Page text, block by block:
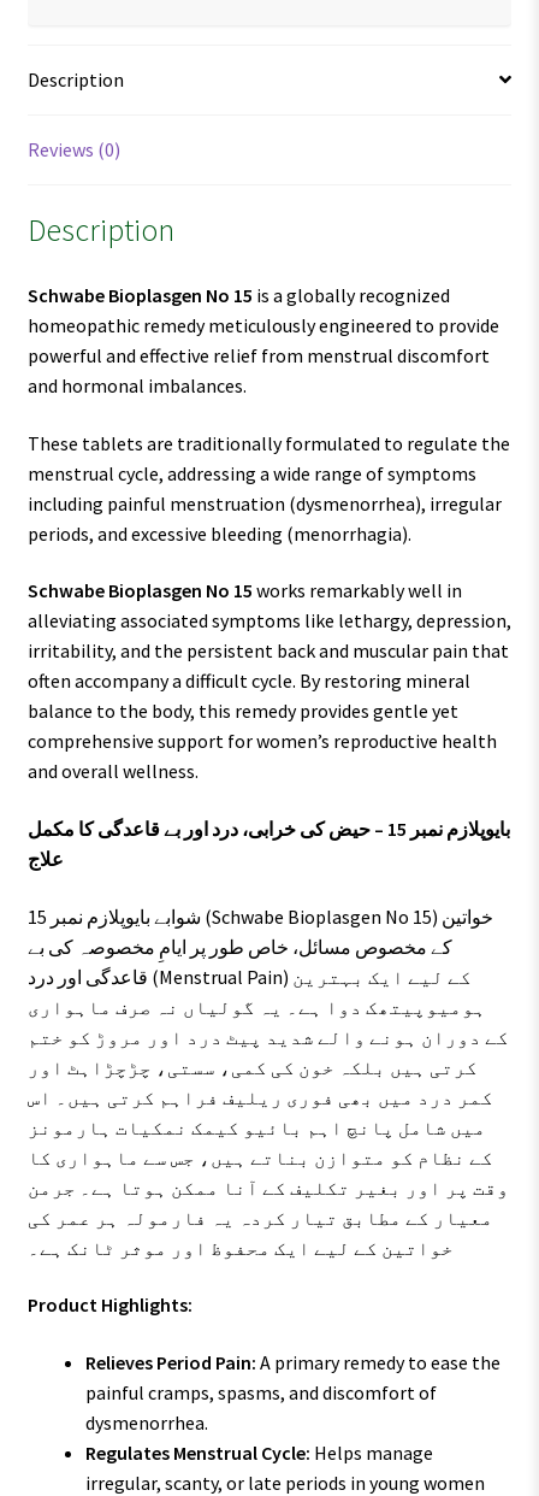
Description
Reviews (0)
Description
Schwabe Bioplasgen No 15 is a globally recognized
homeopathic remedy meticulously engineered to provide
powerful and effective relief from menstrual discomfort
and hormonal imbalances.
These tablets are traditionally formulated to regulate the
menstrual cycle, addressing a wide range of symptoms
including painful menstruation (dysmenorrhea), irregular
periods, and excessive bleeding (menorrhagia).
Schwabe Bioplasgen No 15 works remarkably well in
alleviating associated symptoms like lethargy, depression,
irritability, and the persistent back and muscular pain that
often accompany a difficult cycle. By restoring mineral
balance to the body, this remedy provides gentle yet
comprehensive support for women’s reproductive health
and overall wellness.
بایوپلازم نمبر 15 – حیض کی خرابی، درد اور بے قاعدگی کا مکمل
علاج
شوابے بایوپلازم نمبر 15 (Schwabe Bioplasgen No 15) خواتین
کے مخصوص مسائل، خاص طور پر ایامِ مخصوصہ کی بے
قاعدگی اور درد (Menstrual Pain) کے لیے ایک بہترین
ہومیوپیتھک دوا ہے۔ یہ گولیاں نہ صرف ماہواری
کے دوران ہونے والے شدید پیٹ درد اور مروڑ کو ختم
کرتی ہیں بلکہ خون کی کمی، سستی، چڑچڑاہٹ اور
کمر درد میں بھی فوری ریلیف فراہم کرتی ہیں۔ اس
میں شامل پانچ اہم بائیو کیمک نمکیات ہارمونز
کے نظام کو متوازن بناتے ہیں، جس سے ماہواری کا
وقت پر اور بغیر تکلیف کے آنا ممکن ہوتا ہے۔ جرمن
معیار کے مطابق تیار کردہ یہ فارمولہ ہر عمر کی
خواتین کے لیے ایک محفوظ اور موثر ٹانک ہے۔
Product Highlights:
Relieves Period Pain: A primary remedy to ease the
painful cramps, spasms, and discomfort of
dysmenorrhea.
Regulates Menstrual Cycle: Helps manage
irregular, scanty, or late periods in young women